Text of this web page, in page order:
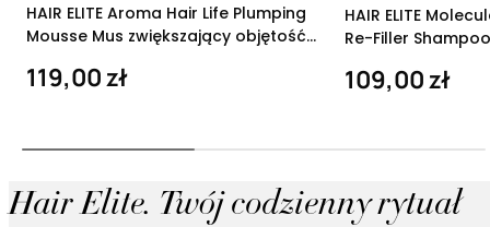
HAIR ELITE Aroma Hair Life Plumping
Mousse Mus zwiększający objętość
119,00 zł
HAIR ELITE
Re-Filler
109,00 zł
Hair Elite. Twój codzienny rytuał